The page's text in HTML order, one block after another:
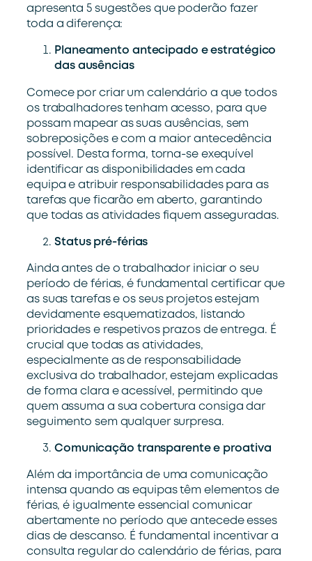
apresenta 5 sugestões que poderão fazer
toda a diferença:
Planeamento antecipado e estratégico
das ausências
Comece por criar um calendário a que todos
os trabalhadores tenham acesso, para que
possam mapear as suas ausências, sem
sobreposições e com a maior antecedência
possível. Desta forma, torna-se exequível
identificar as disponibilidades em cada
equipa e atribuir responsabilidades para as
tarefas que ficarão em aberto, garantindo
que todas as atividades fiquem asseguradas.
Status pré-férias
Ainda antes de o trabalhador iniciar o seu
período de férias, é fundamental certificar que
as suas tarefas e os seus projetos estejam
devidamente esquematizados, listando
prioridades e respetivos prazos de entrega. É
crucial que todas as atividades,
especialmente as de responsabilidade
exclusiva do trabalhador, estejam explicadas
de forma clara e acessível, permitindo que
quem assuma a sua cobertura consiga dar
seguimento sem qualquer surpresa.
Comunicação transparente e proativa
Além da importância de uma comunicação
intensa quando as equipas têm elementos de
férias, é igualmente essencial comunicar
abertamente no período que antecede esses
dias de descanso. É fundamental incentivar a
consulta regular do calendário de férias, para